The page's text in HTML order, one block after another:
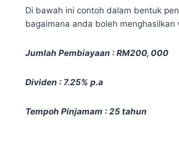
Di bawah ini contoh dalam bentuk
bagaimana anda boleh
Jumlah Pembiayaan : RM200, 000
Dividen : 7.25% p.a
Tempoh Pinjamam : 25 tahun